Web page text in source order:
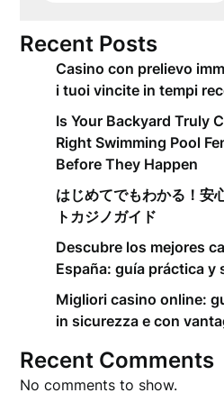
Recent Posts
Casino con prelievo
i tuoi vincite in tempi
Is Your Backyard Truly
Right Swimming Pool
Before They Happen
はじめてでもわかる！安
トカジノガイド
Descubre los mejores
España: guía práctica y
Migliori casino online:
in sicurezza e con
Recent Comments
No comments to show.